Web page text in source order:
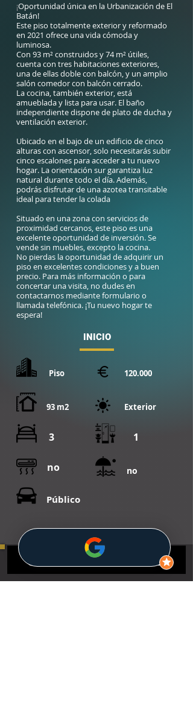
¡Oportunidad única en la Urbanización de El
Batán!
Este piso totalmente exterior y reformado
en 2021 ofrece una vida cómoda y
luminosa.
Con 93 m² construidos y 74 m² útiles,
cuenta con tres habitaciones exteriores,
una de ellas doble con balcón, y un amplio
salón comedor con balcón cerrado.
La cocina, también exterior, está
amueblada y lista para usar. El baño
independiente dispone de plato de ducha y
ventilación exterior.
Ubicado en el bajo de un edificio de cinco
alturas con ascensor, solo necesitarás subir
cinco escalones para acceder a tu nuevo
hogar. La orientación sur garantiza luz
natural durante todo el día. Además,
podrás disfrutar de una azotea transitable
ideal para tender la colada
Situado en una zona con servicios de
proximidad cercanos, este piso es una
excelente oportunidad de inversión. Se
vende sin muebles, excepto la cocina.
No pierdas la oportunidad de adquirir un
piso en excelentes condiciones y a buen
precio. Para más información o para
concertar una visita, no dudes en
contactarnos mediante formulario o
llamada telefónica. ¡Tu nuevo hogar te
espera!
INICIO
Piso 120.000
93 m2
3
Exterior
1
no no
Público
Método Spazio 7 Inmobiliaria